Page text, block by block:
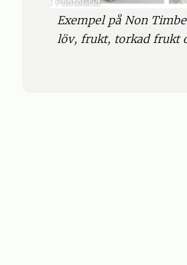
Exempel på Non
löv, frukt, torkad frukt